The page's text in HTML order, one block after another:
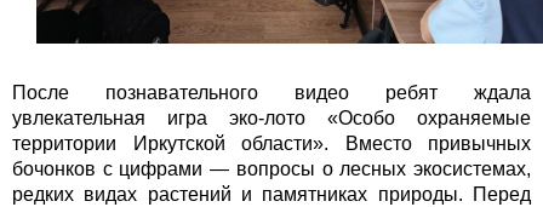
После познавательного видео ребят ждала
увлекательная игра эко-лото «Особо охраняемые
территории Иркутской области». Вместо привычных
бочонков с цифрами — вопросы о лесных экосистемах,
редких видах растений и памятниках природы. Перед